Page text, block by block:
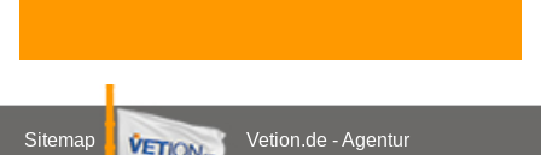
Sitemap
Vetion.de - Agentur